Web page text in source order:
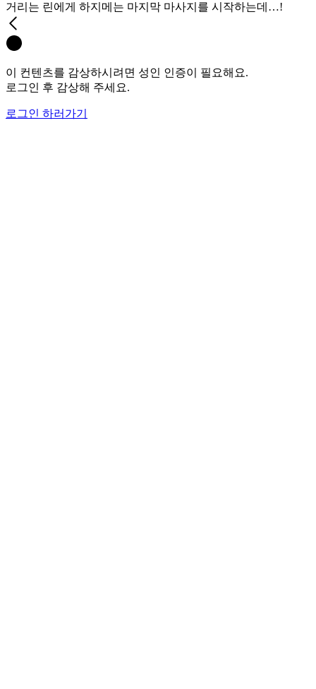
거리는 린에게 하지메는 마지막 마사지를 시작하는데…!
이 컨텐츠를 감상하시려면 성인 인증이 필요해요.
로그인 후 감상해 주세요.
로그인 하러가기